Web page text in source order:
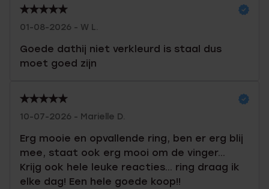
01-08-2026 - W L.
Goede dathij niet verkleurd is staal dus
moet goed zijn
10-07-2026 - Marielle D.
Erg mooie en opvallende ring, ben er erg blij
mee, staat ook erg mooi om de vinger...
Krijg ook hele leuke reacties... ring draag ik
elke dag! Een hele goede koop!!